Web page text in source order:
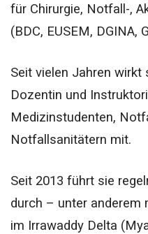
für Chirurgie, Notfall-,
(BDC, EUSEM, DGINA,
Seit vielen Jahren
Dozentin und
Medizinstudenten,
Notfallsanitätern mit.
Seit 2013 führt sie
durch – unter anderem
im Irrawaddy Delta